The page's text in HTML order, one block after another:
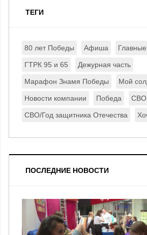
ТЕГИ
80 лет Победы Афиша
ГТРК 95 и 65 Дежурная часть
Марафон Знамя Победы Мой
Новости компании Победа СВО
СВО/Год защитника Отечества
ПОСЛЕДНИЕ НОВОСТИ